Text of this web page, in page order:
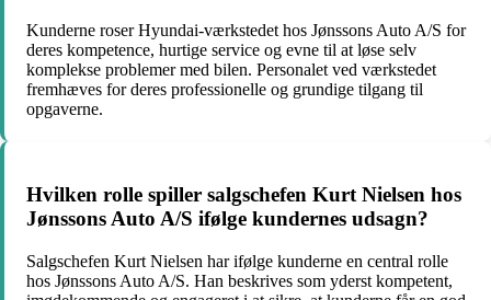
Kunderne roser Hyundai-værkstedet hos Jønssons Auto A/S for
deres kompetence, hurtige service og evne til at løse selv
komplekse problemer med bilen. Personalet ved værkstedet
fremhæves for deres professionelle og grundige tilgang til
opgaverne.
Hvilken rolle spiller salgschefen Kurt Nielsen hos
Jønssons Auto A/S ifølge kundernes udsagn?
Salgschefen Kurt Nielsen har ifølge kunderne en central rolle
hos Jønssons Auto A/S. Han beskrives som yderst kompetent,